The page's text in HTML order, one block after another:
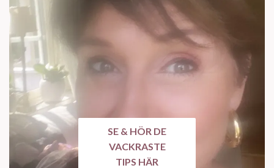
SE & HÖR DE
VACKRASTE
TIPS HÄR